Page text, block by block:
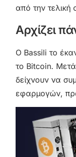
από την
Αρχίζει
Ο Bassili το
το Bitcoin. Μετά
δείχνουν να
εφαρμογών,